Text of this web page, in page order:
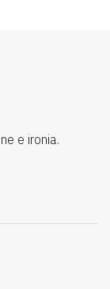
e ironia.